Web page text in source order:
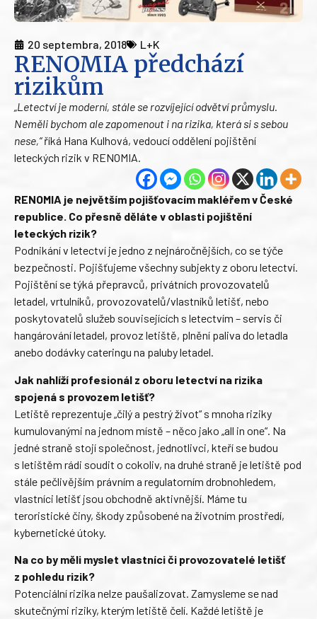
20 septembra, 2018 L+K
RENOMIA předchází
rizikům
„Letectví je moderní, stále se rozvíjející odvětví průmyslu.
Neměli bychom ale zapomenout i na rizika, která si s sebou
nese,“říká Hana Kulhová, vedoucí oddělení pojištění
leteckých rizik v RENOMIA.
RENOMIA je největším pojišťovacím makléřem v České
republice. Co přesně děláte v oblasti pojištění
leteckých rizik?
Podnikání v letectví je jedno z nejnáročnějších, co se týče
bezpečnosti. Pojišťujeme všechny subjekty z oboru letectví.
Pojištění se týká přepravců, privátních provozovatelů
letadel, vrtulníků, provozovatelů/vlastníků letišť, nebo
poskytovatelů služeb souvisejících s letectvím – servis či
hangárování letadel, provoz letiště, plnění paliva do letadla
anebo dodávky cateringu na paluby letadel.
Jak nahlíží profesionál z oboru letectví na rizika
spojená s provozem letišť?
Letiště reprezentuje „čilý a pestrý život“ s mnoha riziky
kumulovanými na jednom místě – něco jako „all in one“. Na
jedné straně stojí společnost, jednotlivci, kteří se budou
s letištěm rádi soudit o cokoliv, na druhé straně je letiště pod
stále pečlivějším právním a regulatorním drobnohledem,
vlastníci letišť jsou obchodně aktivnější. Máme tu
teroristické činy, škody způsobené na životním prostředí,
kybernetické útoky.
Na co by měli myslet vlastníci či provozovatelé letišť
z pohledu rizik?
Potenciální rizika nelze paušalizovat. Zamysleme se nad
skutečnými riziky, kterým letiště čelí. Každé letiště je